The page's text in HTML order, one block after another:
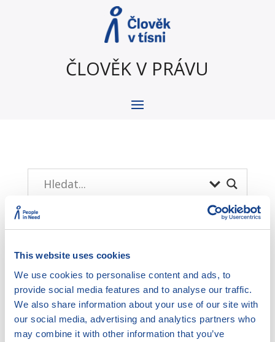
This website uses cookies
We use cookies to personalise content and ads, to
provide social media features and to analyse our traffic.
We also share information about your use of our site with
our social media, advertising and analytics partners who
may combine it with other information that you’ve
ČLOVĚK V PRÁVU
Menu